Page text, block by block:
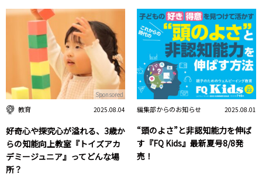
教育 2025.08.04
好奇心や探究心が溢れる、3歳か
らの知能向上教室『トイズアカ
デミージュニア』ってどんな場
所？
Sponsored
編集部からのお知らせ 2025.08.01
“頭のよさ”と非認知能力を伸ば
す『FQ Kids』最新夏号8/8発
売！